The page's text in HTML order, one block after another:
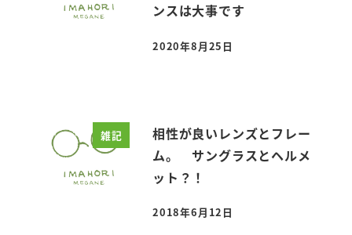
ンスは大事です
投稿日
2020年8月25日
雑記
相性が良いレンズとフレー
ム。 サングラスとヘルメ
ット？！
投稿日
2018年6月12日